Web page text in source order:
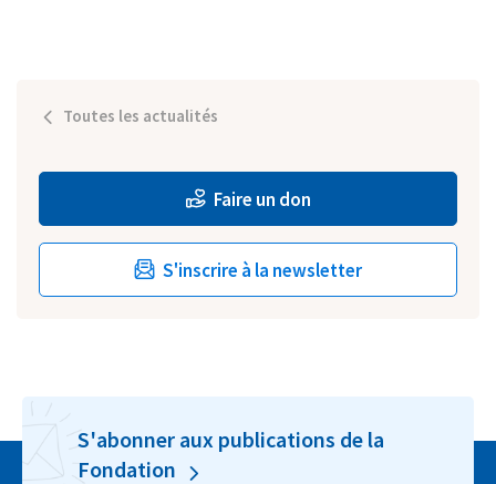
Toutes les actualités
Faire un don
S'inscrire à la newsletter
S'abonner aux publications de la
Fondation